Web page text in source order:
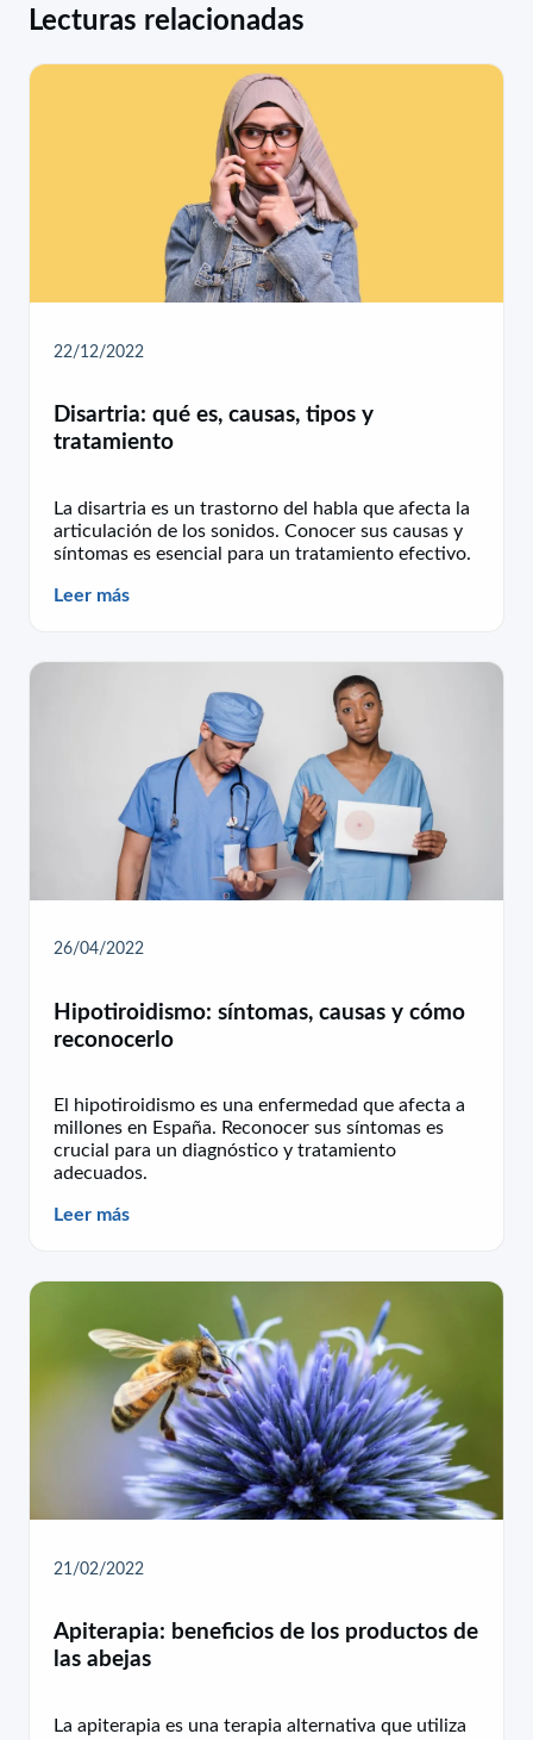
Lecturas relacionadas
22/12/2022
Disartria: qué es, causas, tipos y
tratamiento
La disartria es un trastorno del habla que afecta la
articulación de los sonidos. Conocer sus causas y
síntomas es esencial para un tratamiento efectivo.
Leer más
26/04/2022
Hipotiroidismo: síntomas, causas y cómo
reconocerlo
El hipotiroidismo es una enfermedad que afecta a
millones en España. Reconocer sus síntomas es
crucial para un diagnóstico y tratamiento
adecuados.
Leer más
21/02/2022
Apiterapia: beneficios de los productos de
las abejas
La apiterapia es una terapia alternativa que utiliza